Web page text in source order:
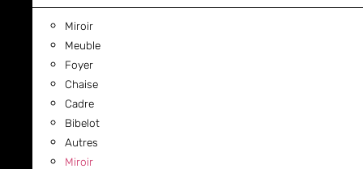
Miroir
Meuble
Foyer
Chaise
Cadre
Bibelot
Autres
Miroir